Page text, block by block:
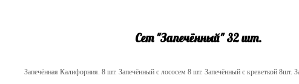
Сет "Запечённый" 32 шт.
Запечённая Калифорния. 8 шт. Запечённый с лососем 8 шт. Запечённый с креветкой 8шт.